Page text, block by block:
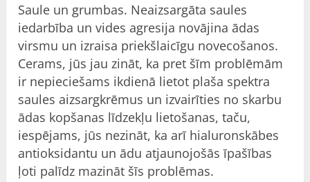
Saule un grumbas. Neaizsargāta saules
iedarbība un vides agresija novājina ādas
virsmu un izraisa priekšlaicīgu novecošanos.
Cerams, jūs jau zināt, ka pret šīm problēmām
ir nepieciešams ikdienā lietot plaša spektra
saules aizsargkrēmus un izvairīties no skarbu
ādas kopšanas līdzekļu lietošanas, taču,
iespējams, jūs nezināt, ka arī hialuronskābes
antioksidantu un ādu atjaunojošās īpašības
ļoti palīdz mazināt šīs problēmas.